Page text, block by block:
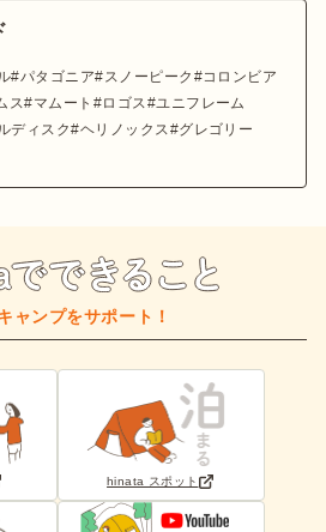
パタゴニア スノーピーク
コロンビア
ス マムート ロゴス
ユニフレーム
ディスク ヘリノックス
グレゴリー
ャンプをサポート！
hinata スポット